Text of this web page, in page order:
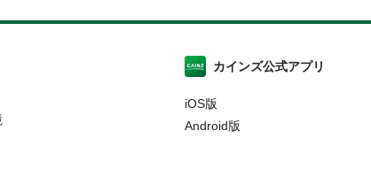
カインズ公式アプリ
iOS版
Android版